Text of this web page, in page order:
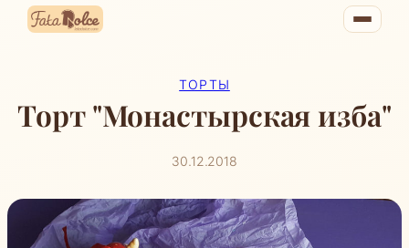
Перейти
ТОРТЫ
Торт "Монастырская изба"
30.12.2018